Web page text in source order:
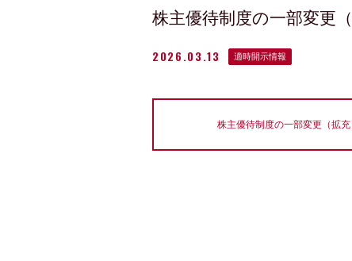
株主優待制度の一部変更
2026.03.13 適時開示情報
株主優待制度の一部変更（拡